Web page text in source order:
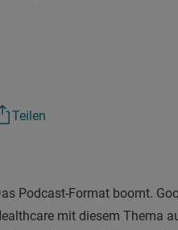
Teilen
Podcast-Format boomt.
mit diesem Thema